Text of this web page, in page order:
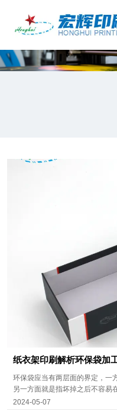
首页/
2024-05-07
纸衣架印刷解析环保袋加
环保袋应当有两层面的界定，一
另一方面就是指坏掉之后不容易
造成不良影响(或是是对自然环境